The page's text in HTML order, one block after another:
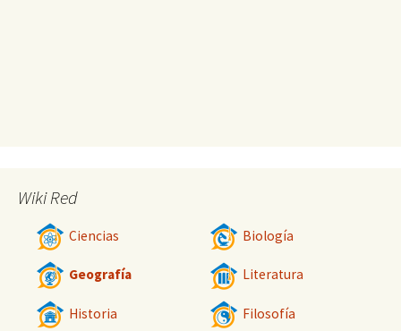
Wiki Red
Ciencias Biología
Geografía Literatura
Historia Filosofía